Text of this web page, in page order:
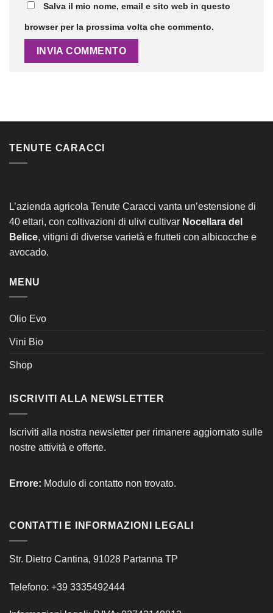
Salva il mio nome, email e sito web in questo
browser per la prossima volta che commento.
TENUTE CARACCI
L’azienda agricola Tenute Caracci vanta un’estensione di
40 ettari, con coltivazioni di ulivi cultivar Nocellara del
Belice, vitigni di diverse varietà e frutteti con albicocche e
avocado.
MENU
Olio Evo
Vini Bio
Shop
ISCRIVITI ALLA NEWSLETTER
Iscriviti alla nostra newsletter per rimanere aggiornato sulle
nostre attività e offerte.
Errore: Modulo di contatto non trovato.
CONTATTI E INFORMAZIONI LEGALI
Str. Dietro Cantina, 91028 Partanna TP
Telefono: +39 3335492444